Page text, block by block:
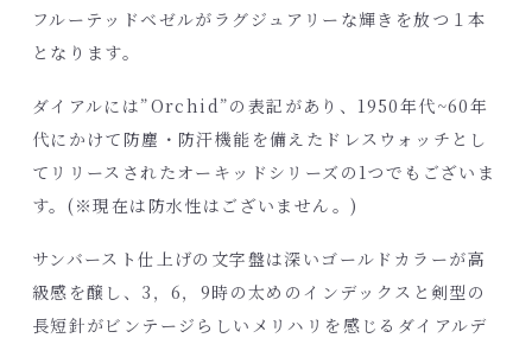
フルーテッドベゼルがラグジュアリーな輝きを放つ１本
となります。
ダイアルには”Orchid”の表記があり、1950年代~60年
代にかけて防塵・防汗機能を備えたドレスウォッチとし
てリリースされたオーキッドシリーズの1つでもございま
す。(※現在は防水性はございません。)
サンバースト仕上げの文字盤は深いゴールドカラーが高
級感を醸し、3，6，9時の太めのインデックスと剣型の
長短針がビンテージらしいメリハリを感じるダイアルデ